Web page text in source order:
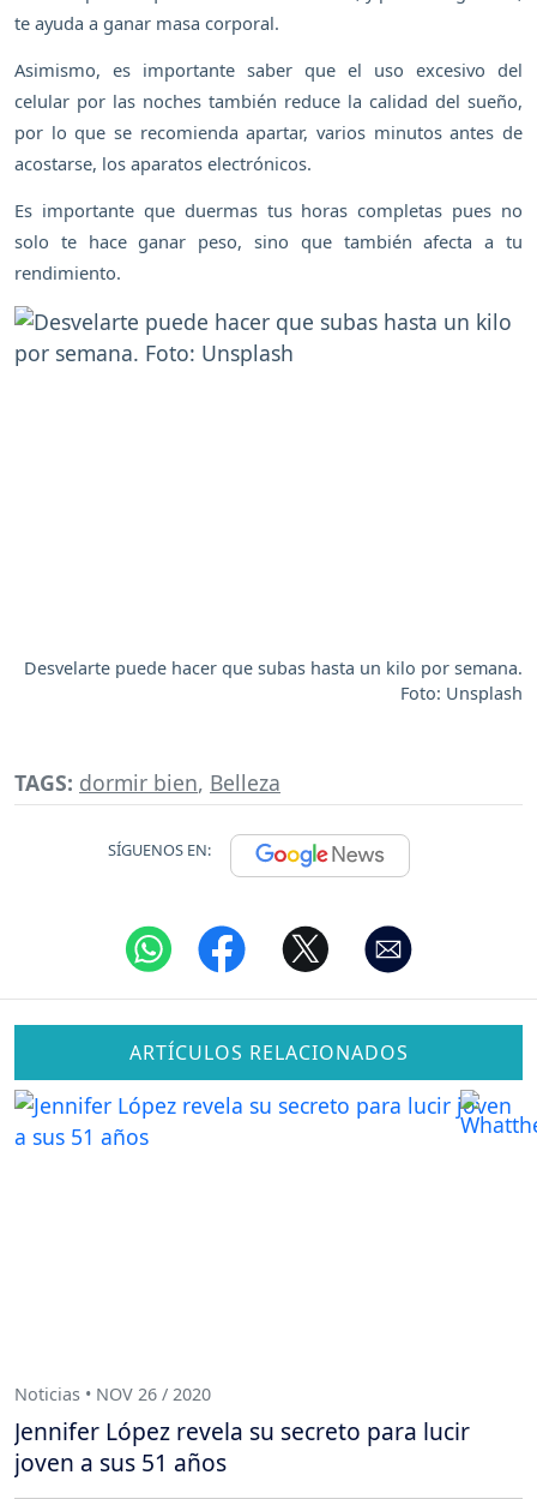
te ayuda a ganar masa corporal.
Asimismo, es importante saber que el uso excesivo del
celular por las noches también reduce la calidad del sueño,
por lo que se recomienda apartar, varios minutos antes de
acostarse, los aparatos electrónicos.
Es importante que duermas tus horas completas pues no
solo te hace ganar peso, sino que también afecta a tu
rendimiento.
Desvelarte puede hacer que subas hasta un kilo por semana.
Foto: Unsplash
TAGS: dormir bien, Belleza
SÍGUENOS EN:
ARTÍCULOS RELACIONADOS
Noticias • NOV 26 / 2020
Jennifer López revela su secreto para lucir
joven a sus 51 años